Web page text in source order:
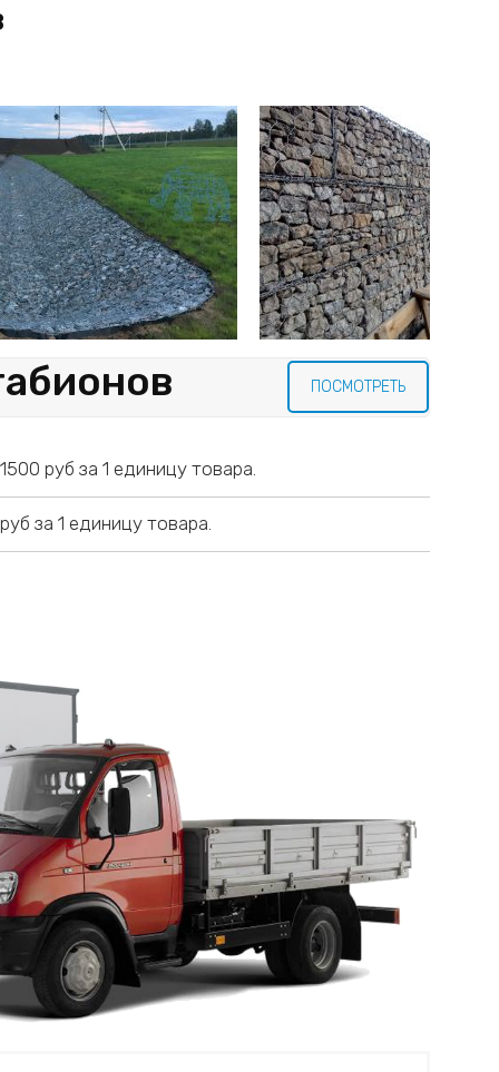
ПОСМОТРЕТЬ
руб за 1 единицу товара.
за 1 единицу товара.